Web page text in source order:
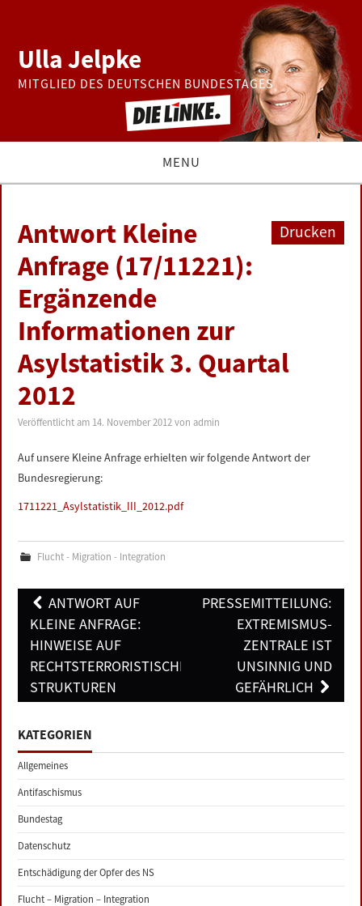
Ulla Jelpke
MITGLIED DES DEUTSCHEN BUNDESTAGES
MENU
BUNDESTAG
PRESSE
ZUR PERSON
LINKS
DATENSCHUTZERKLÄRUNG
IMPRESSUM
Drucken
Antwort Kleine
Anfrage (17/11221):
Ergänzende
Informationen zur
Asylstatistik 3. Quartal
2012
Veröffentlicht am 14. November 2012 vonadmin
Auf unsere Kleine Anfrage erhielten wir folgende Antwort der
Bundesregierung:
1711221_Asylstatistik_III_2012.pdf
Flucht - Migration - Integration
Post
navigation
ANTWORT AUF
KLEINE ANFRAGE:
HINWEISE AUF
RECHTSTERRORISTISCHE
STRUKTUREN
PRESSEMITTEILUNG:
EXTREMISMUS-
ZENTRALE IST
UNSINNIG UND
GEFÄHRLICH
KATEGORIEN
Allgemeines
Antifaschismus
Bundestag
Datenschutz
Entschädigung der Opfer des NS
Flucht – Migration – Integration